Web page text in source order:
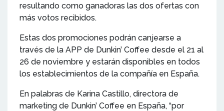
resultando como ganadoras las dos ofertas con
más votos recibidos.
Estas dos promociones podrán canjearse a
través de la APP de Dunkin’ Coffee desde el 21 al
26 de noviembre y estarán disponibles en todos
los establecimientos de la compañía en España.
En palabras de Karina Castillo, directora de
marketing de Dunkin’ Coffee en España, “por